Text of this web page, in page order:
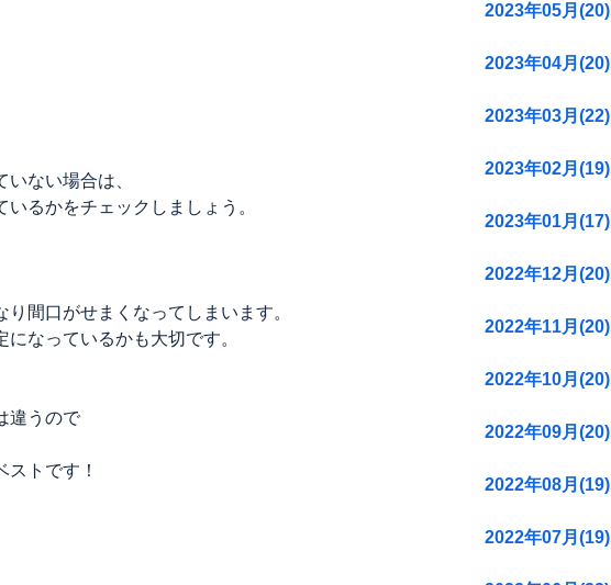
ない場合は、
るかをチェックしましょう。
間口がせまくなってしまいます。
なっているかも大切です。
違うので
トです！
2023年05月(20)
2023年04月(20)
2023年03月(22)
2023年02月(19)
2023年01月(17)
2022年12月(20)
2022年11月(20)
2022年10月(20)
2022年09月(20)
2022年08月(19)
2022年07月(19)